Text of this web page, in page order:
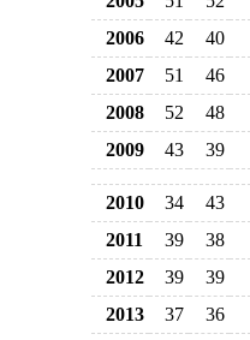
2006
42 40
2007
51 46
2008
52 48
2009
43 39
2010 34 43
2011
39 38
2012
39 39
2013
37 36